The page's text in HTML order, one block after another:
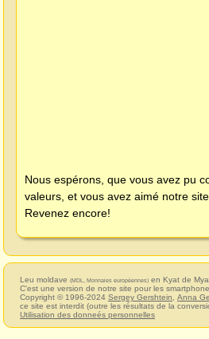
Nous espérons, que vous avez pu
valeurs, et vous avez aimé notre site
Revenez encore!
Leu moldave (MDL, Monnaies européennes) en Kyat de
C'est une version de notre site pour les
Copyright © 1996-2024 Sergey Gershtein Anna
ce site est interdit (outre les résultats de la
Utilisation des donneés personnelles